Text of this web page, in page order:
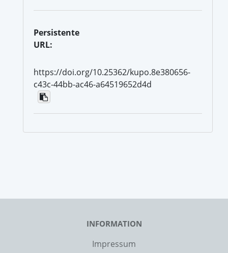
Persistente
URL:
https://doi.org/10.25362/kupo.8e380656-
c43c-44bb-ac46-a64519652d4d
INFORMATION
Impressum